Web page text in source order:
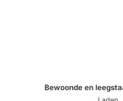
Bewoonde en